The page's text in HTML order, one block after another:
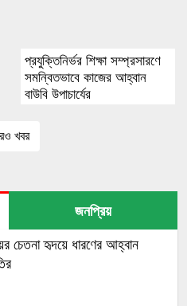
প্রযুক্তিনির্ভর শিক্ষা সম্প্রসারণে
সমন্বিতভাবে কাজের আহ্বান
বাউবি উপাচার্যের
খবর
জনপ্রিয়
চেতনা হৃদয়ে ধারণের আহ্বান